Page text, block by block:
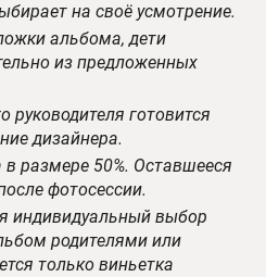
на своё усмотрение.
альбома, дети
из предложенных
руководителя готовится
дизайнера.
размере 50%. Оставшееся
фотосессии.
индивидуальный выбор
родителями или
только виньетка